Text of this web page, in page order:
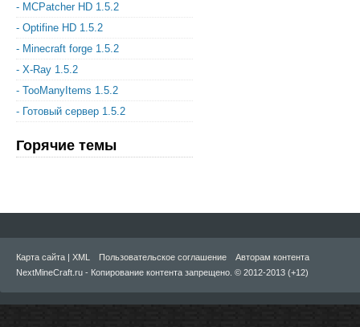
- MCPatcher HD 1.5.2
- Optifine HD 1.5.2
- Minecraft forge 1.5.2
- X-Ray 1.5.2
- TooManyItems 1.5.2
- Готовый сервер 1.5.2
Горячие темы
Карта сайта XML Пользовательское соглашение
Авторам контента
NextMineCraft.ru - Копирование контента запрещено. © 2012-2013 (+12)